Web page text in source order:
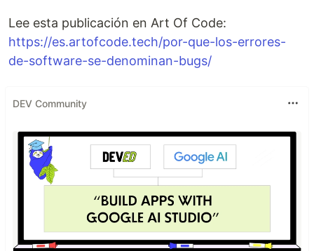
Lee esta publicación en Art Of Code:
https://es.artofcode.tech/por-que-los-errores-
de-software-se-denominan-bugs/
DEV Community